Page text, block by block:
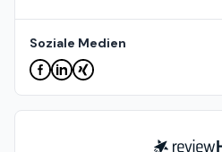
Soziale Medien
ReviewHero